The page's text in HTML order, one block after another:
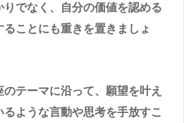
りでなく、自分の価値を認める
ことにも重きを置きましょ
テーマに沿って、願望を叶え
ような言動や思考を手放すこ